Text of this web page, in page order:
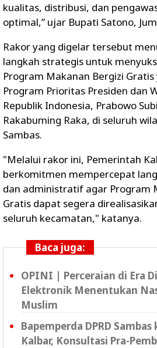
kualitas, distribusi, dan
optimal,” ujar Bupati Satono,
Rakor yang digelar tersebut
langkah strategis untuk
Program Makanan Bergizi
Program Prioritas Presiden dan
Republik Indonesia, Prabowo
Rakabuming Raka, di seluruh
Sambas.
"Melalui rakor ini, Pemerintah
berkomitmen mempercepat
dan administratif agar Program
Gratis dapat segera
seluruh kecamatan," katanya.
Baca juga:
OPINI | Perceraian di Era
Elektronik Menentukan
Muslim
Bapemperda DPRD Sambas
Kalbar, Konsultasi Pra-